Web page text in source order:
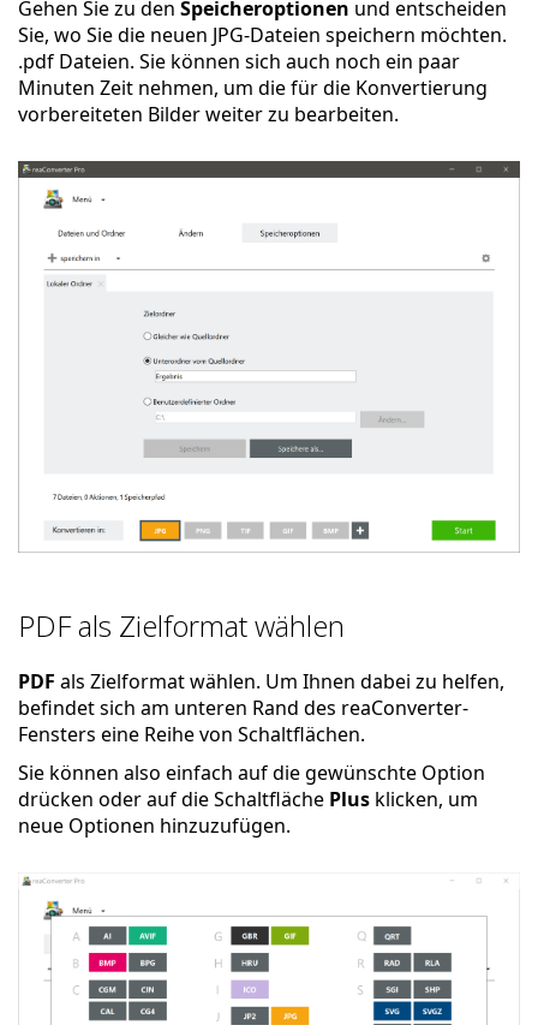
Gehen Sie zu den Speicheroptionen und entscheiden
Sie, wo Sie die neuen JPG-Dateien speichern möchten.
.pdf Dateien. Sie können sich auch noch ein paar
Minuten Zeit nehmen, um die für die Konvertierung
vorbereiteten Bilder weiter zu bearbeiten.
PDF als Zielformat wählen
PDF als Zielformat wählen. Um Ihnen dabei zu helfen,
befindet sich am unteren Rand des reaConverter-
Fensters eine Reihe von Schaltflächen.
Sie können also einfach auf die gewünschte Option
drücken oder auf die Schaltfläche Plus klicken, um
neue Optionen hinzuzufügen.